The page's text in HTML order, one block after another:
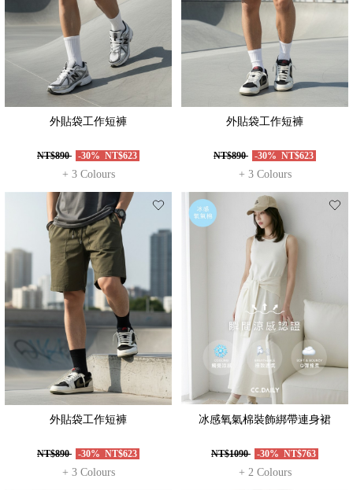
外貼袋工作短褲
NT$890 -30% NT$623
+ 3 Colours
外貼袋工作短褲
NT$890 -30% NT$623
+ 3 Colours
外貼袋工作短褲
NT$890 -30% NT$623
+ 3 Colours
冰感氧氣棉裝飾綁帶連身裙
NT$1090 -30% NT$763
+ 2 Colours